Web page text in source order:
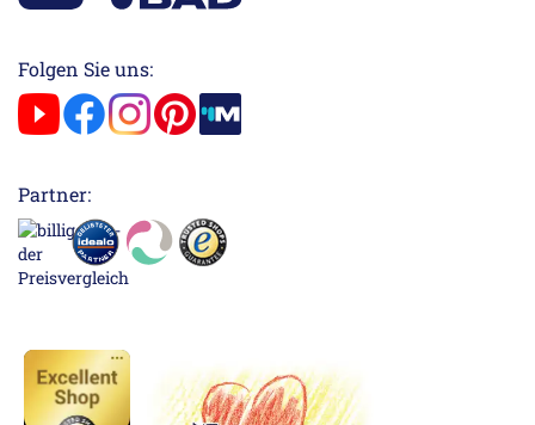
Folgen Sie uns:
Partner: